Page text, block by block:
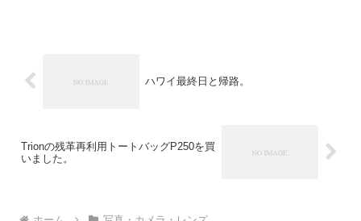
ハワイ最終日と帰路。
Trionの残革再利用トートバッグP250を買
いました。